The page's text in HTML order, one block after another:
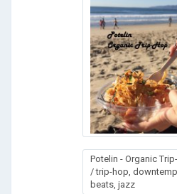
Potelin - Organic
/ trip-hop,
beats, jazz